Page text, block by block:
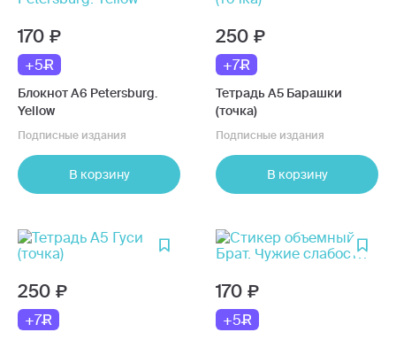
170
+5
Блокнот А6 Petersburg.
Yellow
Подписные издания
В корзину
250
+7
Тетрадь А5 Барашки
(точка)
Подписные издания
В корзину
250
+7
170
+5